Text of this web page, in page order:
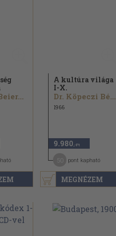
MEGNÉZEM
A kultúra világa
I-X.
Dr. Köpeczi Béla
1966
9.980 ,-Ft
pont kapható